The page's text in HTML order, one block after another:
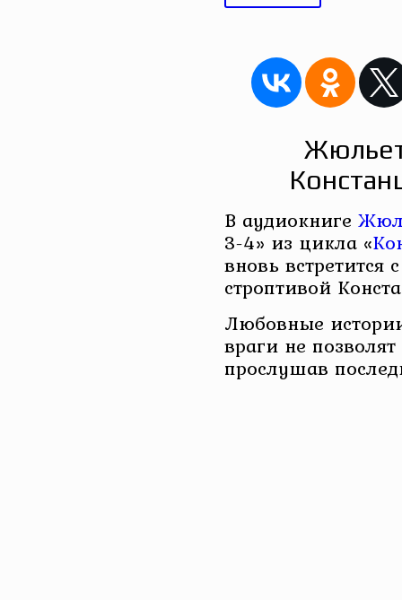
В аудиокниге
3-4» из цикла «
вновь встретится
строптивой
Любовные
враги не
прослушав